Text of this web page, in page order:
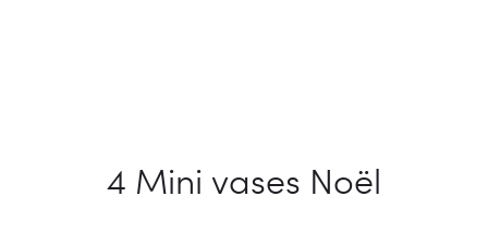
4 Mini vases Noël